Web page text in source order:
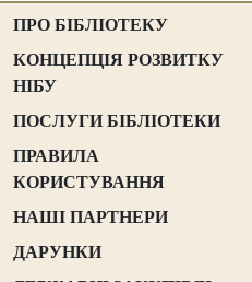
ПРО БІБЛІОТЕКУ
КОНЦЕПЦІЯ РОЗВИТКУ
НІБУ
ПОСЛУГИ БІБЛІОТЕКИ
ПРАВИЛА
КОРИСТУВАННЯ
НАШІ ПАРТНЕРИ
ДАРУНКИ